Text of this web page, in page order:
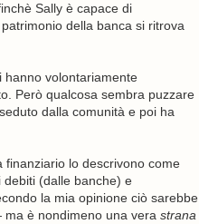
Sally è capace di
della banca si ritrova
hanno volontariamente
Però qualcosa sembra puzzare
dalla comunità e poi ha
lo descrivono come
(dalle banche) e
la mia opinione ciò sarebbe
è nondimeno una vera strana